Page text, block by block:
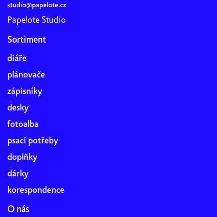
studio@papelote.cz
Papelote Studio
Sortiment
diáře
plánovače
zápisníky
desky
fotoalba
psací potřeby
doplňky
dárky
korespondence
O nás